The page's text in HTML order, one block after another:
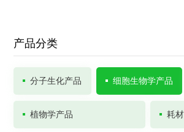
产品分类
分子生化产品 细胞生物学产品
植物学产品 耗材